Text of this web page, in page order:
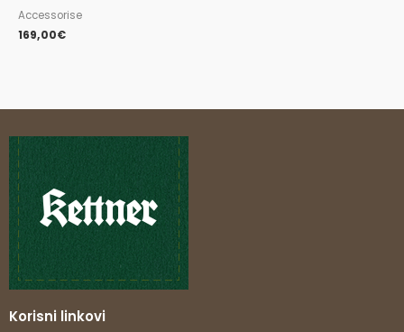
Accessorise
169,00€
Korisni linkovi